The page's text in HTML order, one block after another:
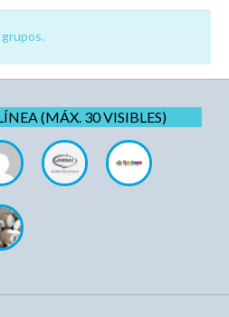
(MÁX. 30 VISIBLES)